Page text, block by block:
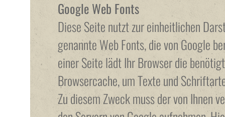
Google Web Fonts
Diese Seite nutzt zur einheitlichen
genannte Web Fonts, die von Google
einer Seite lädt Ihr Browser die
Browsercache, um Texte und
Zu diesem Zweck muss der von Ihnen